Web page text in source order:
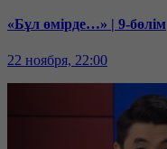
«Бұл өмірде…» | 9-бөлім
22 ноября, 22:00